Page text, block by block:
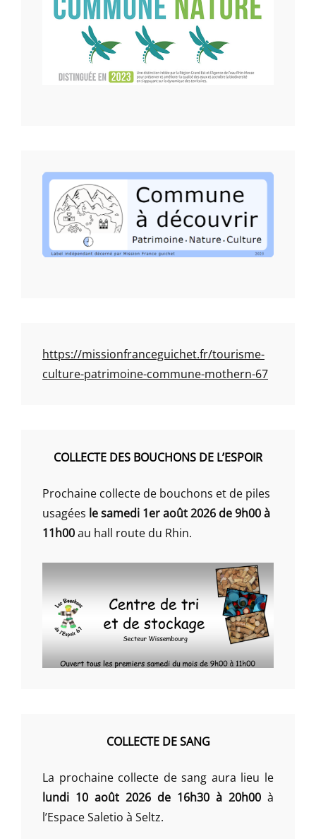
https://missionfranceguichet.fr/tourisme-
culture-patrimoine-commune-mothern-67
COLLECTE DES BOUCHONS DE L’ESPOIR
Prochaine collecte de bouchons et de piles
usagées le samedi 1er août 2026 de 9h00 à
11h00au hall route du Rhin.
COLLECTE DE SANG
La prochaine collecte de sang aura lieu le
lundi 10 août 2026 de 16h30 à 20h00 à
l’Espace Saletio à Seltz.